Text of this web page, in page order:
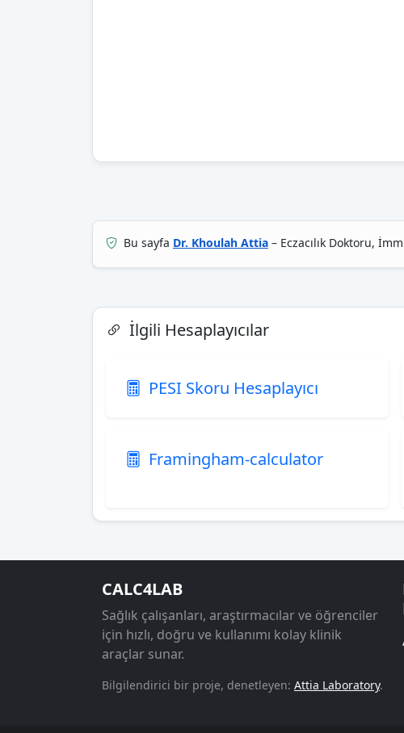
Bu sayfa Dr. Khoulah Attia – Eczacılık Doktoru,
İlgili Hesaplayıcılar
PESI Skoru Hesaplayıcı
Framingham-calculator
CALC4LAB
Sağlık çalışanları, araştırmacılar ve öğrenciler
için hızlı, doğru ve kullanımı kolay klinik
araçlar sunar.
Bilgilendirici bir proje, denetleyen: Attia Laboratory.